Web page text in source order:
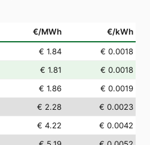
€/MWh €/kWh
€ 1.84
€ 0.0018
€ 1.81
€ 0.0018
€ 1.86
€ 0.0019
€ 2.28
€ 0.0023
€ 4.22
€ 0.0042